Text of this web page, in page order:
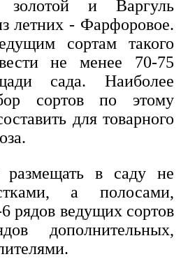
золотой и Варгуль
летних - Фарфоровое.
сортам такого
не менее 70-75
сада. Наиболее
сортов по этому
для товарного
размещать в саду не
а полосами,
рядов ведущих сортов
дополнительных,